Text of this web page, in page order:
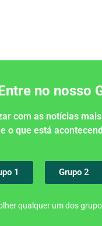
no nosso
com as notícias
o que está
1 Grupo 2
qualquer um dos